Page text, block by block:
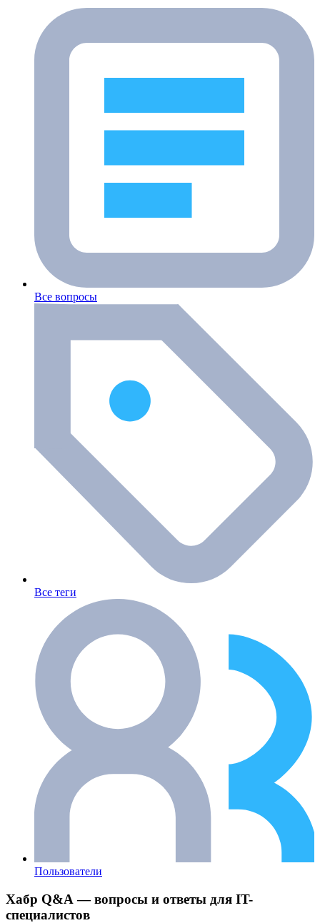
Все вопросы
Все теги
Пользователи
Хабр Q&A — вопросы и ответы для IT-
специалистов